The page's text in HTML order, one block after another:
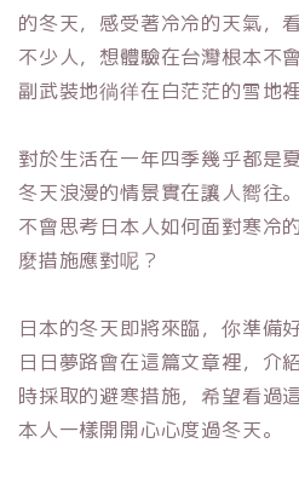
的冬天，感受著冷冷的天氣，
不少人，想體驗在台灣根本不
副武裝地徜徉在白茫茫的雪地
對於生活在一年四季幾乎都是
冬天浪漫的情景實在讓人嚮往
不會思考日本人如何面對寒冷
麼措施應對呢？
日本的冬天即將來臨，你準備
日日夢路會在這篇文章裡，介
時採取的避寒措施，希望看過
本人一樣開開心心度過冬天。